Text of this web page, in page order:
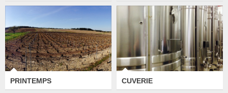
PRINTEMPS CUVERIE